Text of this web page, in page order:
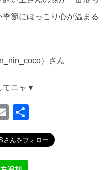
節にほっこり心が温まる
）さん
てニャ▼
E
m
ail
有